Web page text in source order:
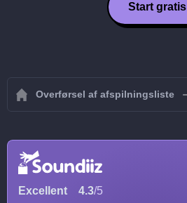
Start gratis
Overførsel af afspilningsliste
Excellent 4.3/5